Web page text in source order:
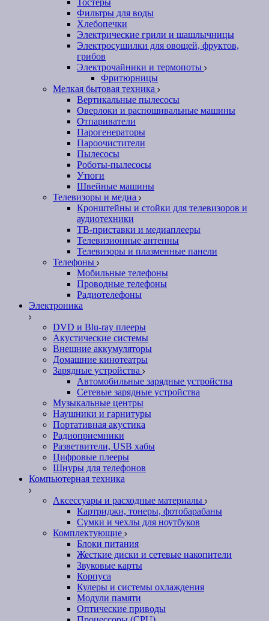
Тостеры
Фильтры для воды
Хлебопечки
Электрические грили и шашлычницы
Электросушилки для овощей, фруктов,
грибов
Электрочайники и термопоты
Фритюрницы
Мелкая бытовая техника
Вертикальные пылесосы
Оверлоки и распошивальные машины
Отпариватели
Парогенераторы
Пароочистители
Пылесосы
Роботы-пылесосы
Утюги
Швейные машины
Телевизоры и медиа
Кронштейны и стойки для телевизоров и
аудиотехники
ТВ-приставки и медиаплееры
Телевизионные антенны
Телевизоры и плазменные панели
Телефоны
Мобильные телефоны
Проводные телефоны
Радиотелефоны
Электроника
DVD и Blu-ray плееры
Акустические системы
Внешние аккумуляторы
Домашние кинотеатры
Зарядные устройства
Автомобильные зарядные устройства
Сетевые зарядные устройства
Музыкальные центры
Наушники и гарнитуры
Портативная акустика
Радиоприемники
Разветвители, USB хабы
Цифровые плееры
Шнуры для телефонов
Компьютерная техника
Аксессуары и расходные материалы
Картриджи, тонеры, фотобарабаны
Сумки и чехлы для ноутбуков
Комплектующие
Блоки питания
Жесткие диски и сетевые накопители
Звуковые карты
Корпуса
Кулеры и системы охлаждения
Модули памяти
Оптические приводы